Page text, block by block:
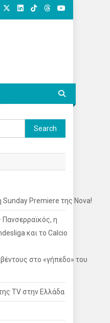
Search
for:
Premiere της Nova!
η
και το Calcio
στο «γήπεδο» του
TV στην Ελλάδα